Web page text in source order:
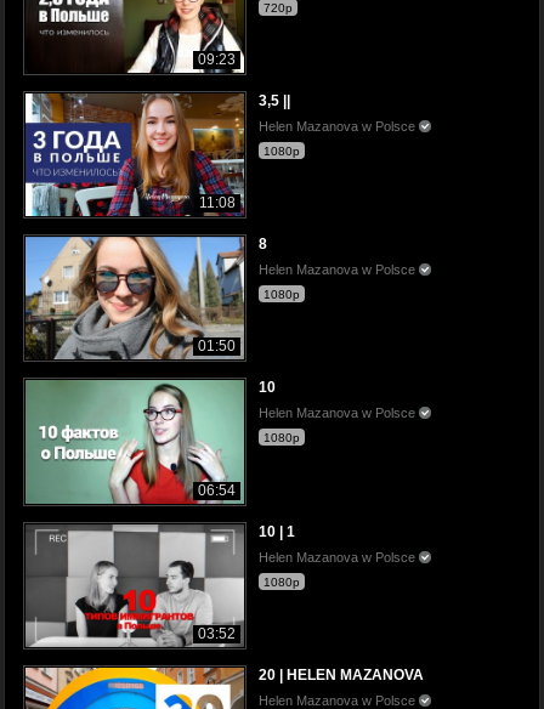
09:23
720p
11:08
3,5 ||
Helen Mazanova w Polsce
1080p
01:50
8
Helen Mazanova w Polsce
1080p
06:54
10
Helen Mazanova w Polsce
1080p
03:52
10 | 1
Helen Mazanova w Polsce
1080p
20 | HELEN MAZANOVA
Helen Mazanova w Polsce